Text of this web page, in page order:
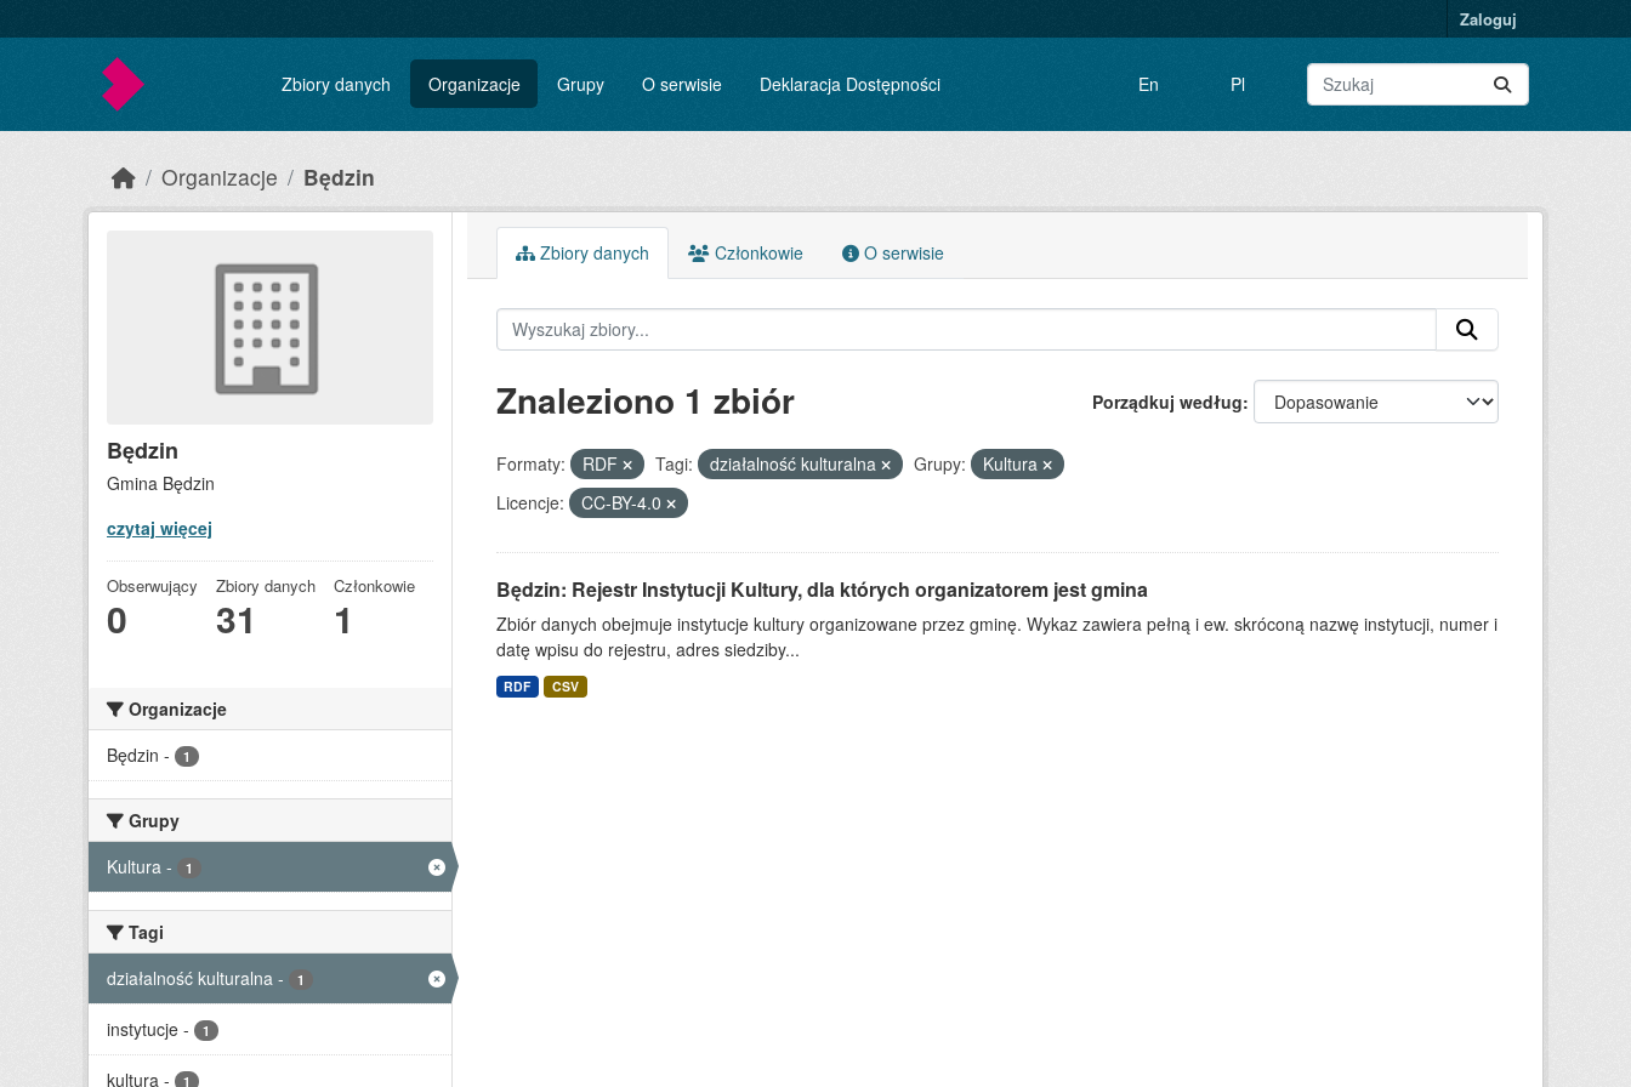
Zaloguj
Zbiory danych Organizacje Grupy O serwisie Deklaracja Dostępności En Pl
Organizacje Będzin
Będzin
Gmina Będzin
czytaj więcej
Obserwujący
0
Zbiory danych
31
Członkowie
1
Organizacje
Będzin - 1
Grupy
Kultura - 1
Tagi
działalność kulturalna - 1
instytucje - 1
kultura - 1
Zbiory danych Członkowie O serwisie
Porządkuj według
Znaleziono 1 zbiór
Formaty: RDF Tagi: działalność kulturalna Grupy:
Kultura
Licencje:
CC-BY-4.0
Będzin: Rejestr Instytucji Kultury, dla których organizatorem jest gmina
Zbiór danych obejmuje instytucje kultury organizowane przez gminę. Wykaz zawiera pełną i ew. skróconą nazwę instytucji, numer i
datę wpisu do rejestru, adres siedziby...
RDF CSV